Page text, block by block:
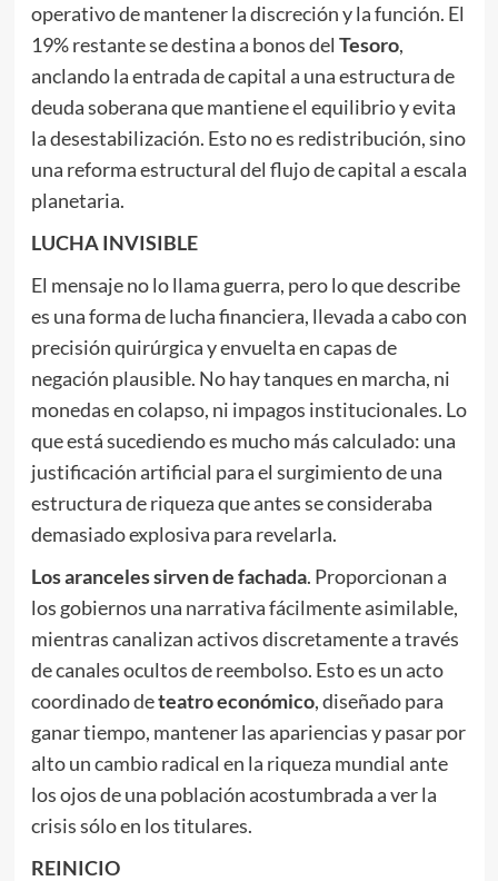
operativo de mantener la discreción y la función. El
19% restante se destina a bonos del Tesoro,
anclando la entrada de capital a una estructura de
deuda soberana que mantiene el equilibrio y evita
la desestabilización. Esto no es redistribución, sino
una reforma estructural del flujo de capital a escala
planetaria.
LUCHA INVISIBLE
El mensaje no lo llama guerra, pero lo que describe
es una forma de lucha financiera, llevada a cabo con
precisión quirúrgica y envuelta en capas de
negación plausible. No hay tanques en marcha, ni
monedas en colapso, ni impagos institucionales. Lo
que está sucediendo es mucho más calculado: una
justificación artificial para el surgimiento de una
estructura de riqueza que antes se consideraba
demasiado explosiva para revelarla.
Los aranceles sirven de fachada. Proporcionan a
los gobiernos una narrativa fácilmente asimilable,
mientras canalizan activos discretamente a través
de canales ocultos de reembolso. Esto es un acto
coordinado deteatro económico, diseñado para
ganar tiempo, mantener las apariencias y pasar por
alto un cambio radical en la riqueza mundial ante
los ojos de una población acostumbrada a ver la
crisis sólo en los titulares.
REINICIO